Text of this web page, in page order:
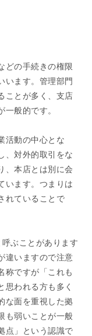
どの手続きの権限
います。管理部門
ことが多く、支店
般的です。
活動の中心とな
、対外的取引をな
、本店とは別に会
います。つまりは
れていることで
ぶことがあります
違いますので注意
称ですが「これも
思われる方も多く
な面を重視した拠
も弱いことが一般
点」という認識で